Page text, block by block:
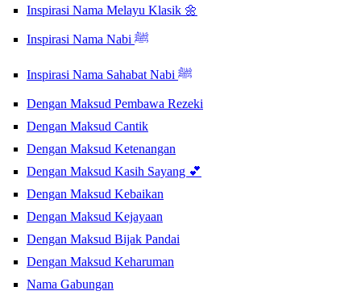
Inspirasi Nama Melayu Klasik 🌼
Inspirasi Nama Nabi ﷺ
Inspirasi Nama Sahabat Nabi ﷺ
Dengan Maksud Pembawa Rezeki
Dengan Maksud Cantik
Dengan Maksud Ketenangan
Dengan Maksud Kasih Sayang 💕
Dengan Maksud Kebaikan
Dengan Maksud Kejayaan
Dengan Maksud Bijak Pandai
Dengan Maksud Keharuman
Nama Gabungan